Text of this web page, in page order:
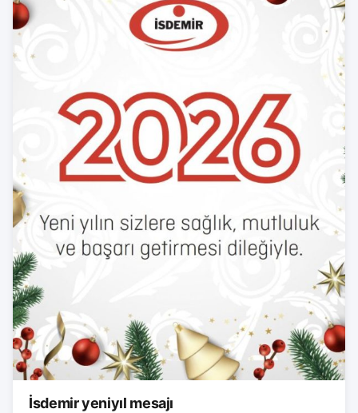
İsdemir yeniyıl mesajı